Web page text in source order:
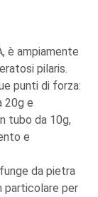
è ampiamente
pilaris.
punti di forza:
20g e
tubo da 10g,
e
da pietra
particolare per